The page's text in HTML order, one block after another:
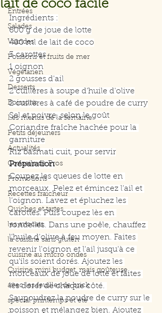
Entrées
Salades
Viandes
Poissons et fruits de mer
Végétarien
Desserts
Boissons
Les menus de la semaine
Petits déjeuners
Actualités
Conseils de Pros
Promotions
Recettes fraicheur
Quiches et tartes
les avocats
la cuisine sans gluten
cuisine au micro ondes
Cuisine mini budget, mais goûteuse
avec les feuilles de brick
spécial printemps et été
lait de coco facile
Ingrédients :
600 g de joue de lotte
400 ml de lait de coco
3 carottes
1 oignon
2 gousses d'ail
2 cuillères à soupe d'huile d'olive
2 cuillères à café de poudre de curry
Sel et poivre, selon le goût
Coriandre fraîche hachée pour la
garniture
Riz basmati cuit, pour servir
Préparation
Coupez les queues de lotte en
morceaux. Pelez et émincez l’ail et
l’oignon. Lavez et épluchez les
carottes. Puis coupez lès en
rondelles. Dans une poêle, chauffez
l'huile d'olive à feu moyen. Faites
revenir l'oignon et l'ail jusqu'à ce
qu'ils soient dorés. Ajoutez les
morceaux de joue de lotte et faites
lès dorer de chaque côté.
Saupoudrez la poudre de curry sur le
poisson et mélangez bien. Ajoutez